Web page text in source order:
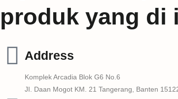
produk yang di
Address
Komplek Arcadia Blok G6 No.6
JI. Daan Mogot KM. 21 Tangerang, Banten